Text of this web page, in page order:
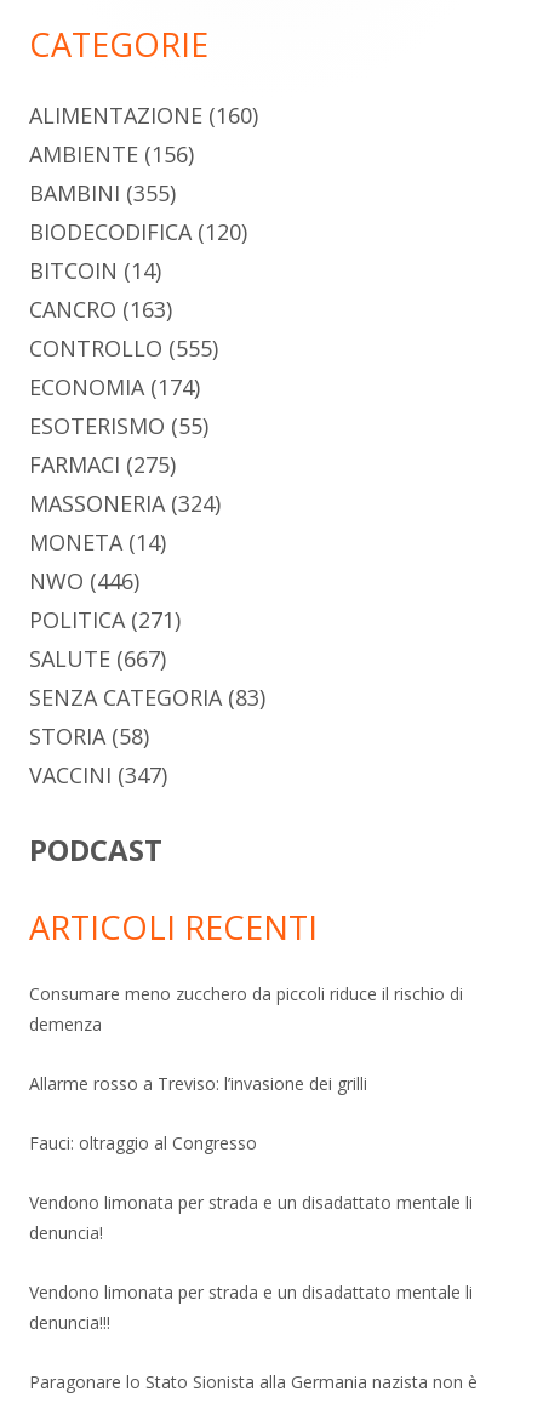
CATEGORIE
ALIMENTAZIONE (160)
AMBIENTE (156)
BAMBINI (355)
BIODECODIFICA(120)
BITCOIN (14)
CANCRO (163)
CONTROLLO (555)
ECONOMIA(174)
ESOTERISMO (55)
FARMACI (275)
MASSONERIA(324)
MONETA(14)
NWO (446)
POLITICA(271)
SALUTE (667)
SENZA CATEGORIA(83)
STORIA(58)
VACCINI (347)
PODCAST
ARTICOLI RECENTI
Consumare meno zucchero da piccoli riduce il rischio di
demenza
Allarme rosso a Treviso: l’invasione dei grilli
Fauci: oltraggio al Congresso
Vendono limonata per strada e un disadattato mentale li
denuncia!
Vendono limonata per strada e un disadattato mentale li
denuncia!!!
Paragonare lo Stato Sionista alla Germania nazista non è